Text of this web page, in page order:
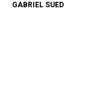
GABRIEL SUED